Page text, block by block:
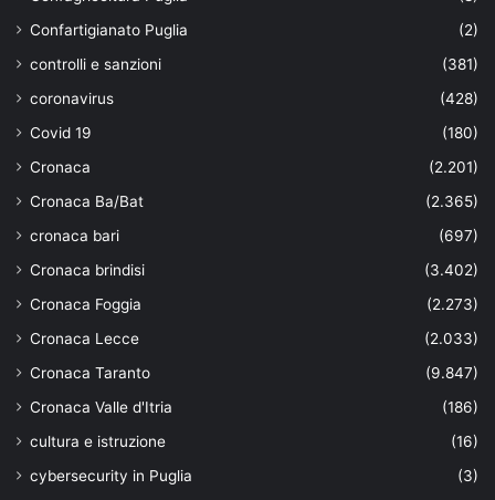
Confartigianato Puglia
(2)
controlli e sanzioni
(381)
coronavirus
(428)
Covid 19
(180)
Cronaca
(2.201)
Cronaca Ba/Bat
(2.365)
cronaca bari
(697)
Cronaca brindisi
(3.402)
Cronaca Foggia
(2.273)
Cronaca Lecce
(2.033)
Cronaca Taranto
(9.847)
Cronaca Valle d'Itria
(186)
cultura e istruzione
(16)
cybersecurity in Puglia
(3)